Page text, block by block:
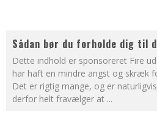
Sådan bør du forholde dig til
Dette indhold er sponsoreret Fire
har haft en mindre angst og skræk
Det er rigtig mange, og er
derfor helt fravælger at ...